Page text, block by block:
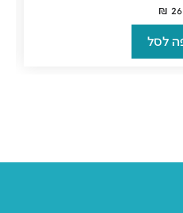
₪
לסל